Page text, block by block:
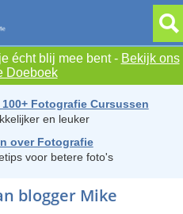
écht blij mee bent - Bekijk ons
Doeboek
Fotografie Cursussen
en leuker
over Fotografie
voor betere foto's
blogger Mike